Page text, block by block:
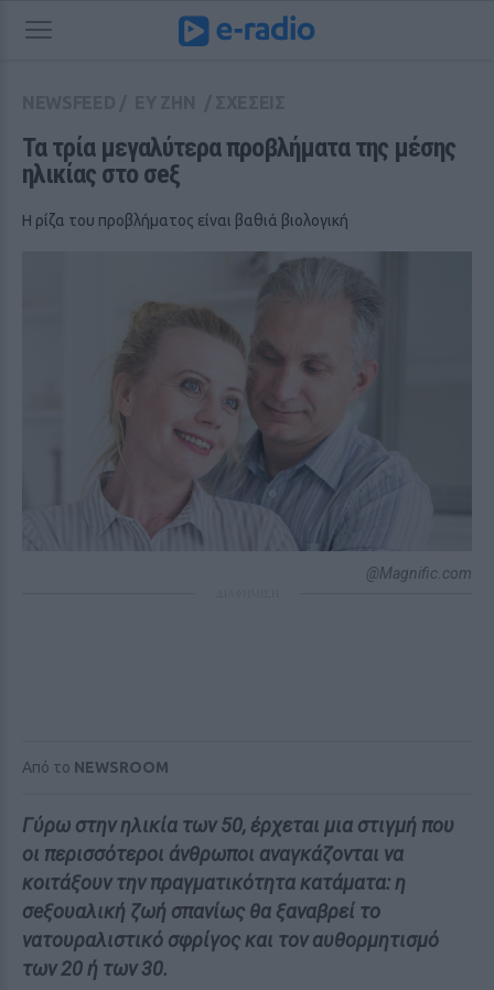
Τα τρία μεγαλύτερα προβλήματα της μέσης
ηλικίας στο σeξ
Η ρίζα του προβλήματος είναι βαθιά βιολογική
@Magnific.com
Από το NEWSROOM
Γύρω στην ηλικία των 50, έρχεται μια στιγμή που
οι περισσότεροι άνθρωποι αναγκάζονται να
κοιτάξουν την πραγματικότητα κατάματα: η
σeξουαλική ζωή σπανίως θα ξαναβρεί το
νατουραλιστικό σφρίγος και τον αυθορμητισμό
των 20 ή των 30.